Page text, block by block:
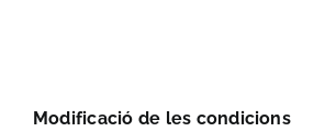
Modificació de les condicions